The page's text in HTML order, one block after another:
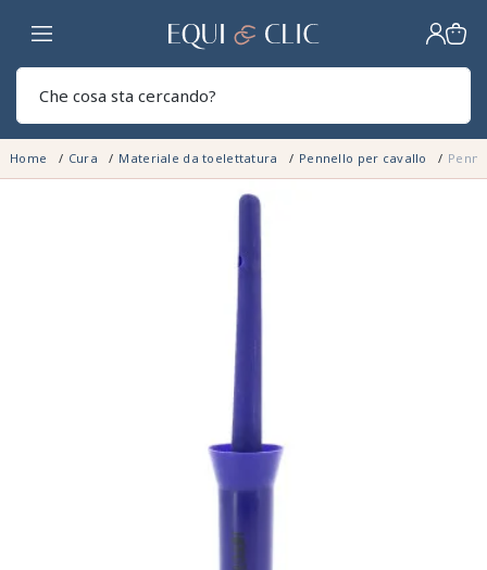
Casa
Home Cura Materiale da toelettatura Pennello per cavallo